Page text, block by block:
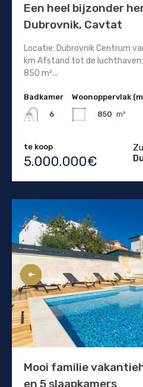
Een heel bijzonder
Dubrovnik, Cavtat
Locatie: Dubrovnik Centrum
km Afstand tot de
850 m²...
Badkamer
6
Woonoppervlak
850 m²
te koop
5.000.000€
Mooi familie
en 5 slaapkamers